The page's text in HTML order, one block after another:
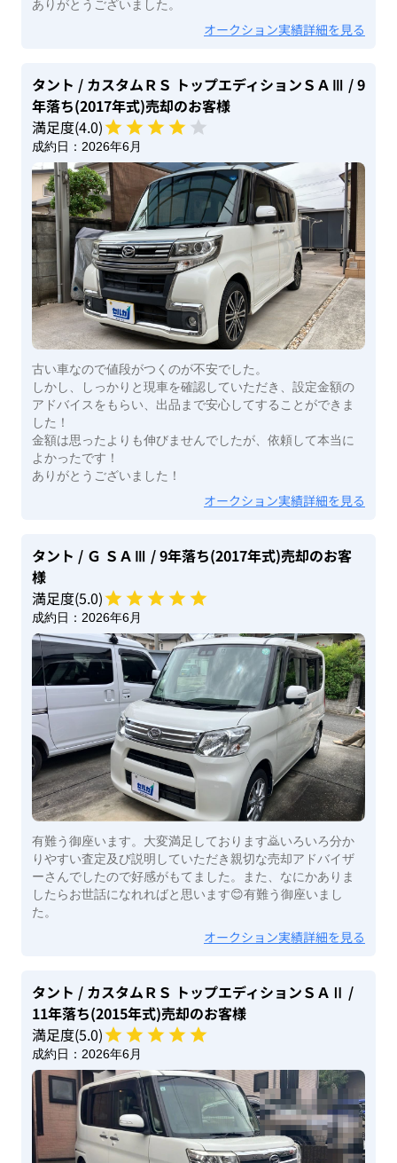
ありがとうございました。
オークション実績詳細を見る
タント / カスタムＲＳ トップエディションＳＡⅢ / 9
年落ち(2017年式)売却のお客様
満足度(4.0)
成約日： 2026年6月
古い車なので値段がつくのが不安でした。
しかし、しっかりと現車を確認していただき、設定金額の
アドバイスをもらい、出品まで安心してすることができま
した！
金額は思ったよりも伸びませんでしたが、依頼して本当に
よかったです！
ありがとうございました！
オークション実績詳細を見る
タント / Ｇ ＳＡⅢ / 9年落ち(2017年式)売却のお客
様
満足度(5.0)
成約日： 2026年6月
有難う御座います。大変満足しております🙇いろいろ分か
りやすい査定及び説明していただき親切な売却アドバイザ
ーさんでしたので好感がもてました。また、なにかありま
したらお世話になれればと思います😊有難う御座いまし
た。
オークション実績詳細を見る
タント / カスタムＲＳ トップエディションＳＡⅡ /
11年落ち(2015年式)売却のお客様
満足度(5.0)
成約日： 2026年6月